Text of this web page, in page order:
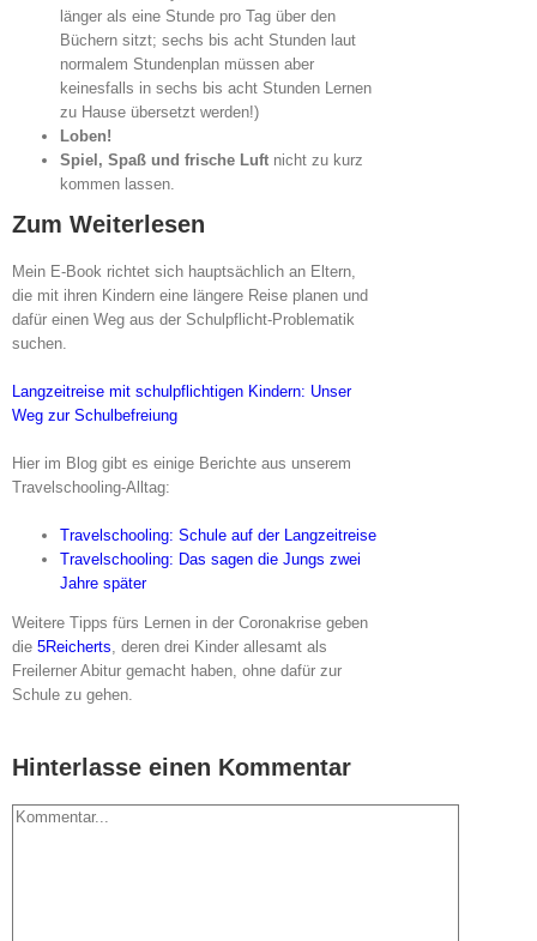
länger als eine Stunde pro Tag über den
Büchern sitzt; sechs bis acht Stunden laut
normalem Stundenplan müssen aber
keinesfalls in sechs bis acht Stunden Lernen
zu Hause übersetzt werden!)
Loben!
Spiel, Spaß und frische Luft nicht zu kurz
kommen lassen.
Zum Weiterlesen
Mein E-Book richtet sich hauptsächlich an Eltern,
die mit ihren Kindern eine längere Reise planen und
dafür einen Weg aus der Schulpflicht-Problematik
suchen.
Langzeitreise mit schulpflichtigen Kindern: Unser
Weg zur Schulbefreiung
Hier im Blog gibt es einige Berichte aus unserem
Travelschooling-Alltag:
Travelschooling: Schule auf der Langzeitreise
Travelschooling: Das sagen die Jungs zwei
Jahre später
Weitere Tipps fürs Lernen in der Coronakrise geben
die 5Reicherts , deren drei Kinder allesamt als
Freilerner Abitur gemacht haben, ohne dafür zur
Schule zu gehen.
Hinterlasse einen Kommentar
Kommentar